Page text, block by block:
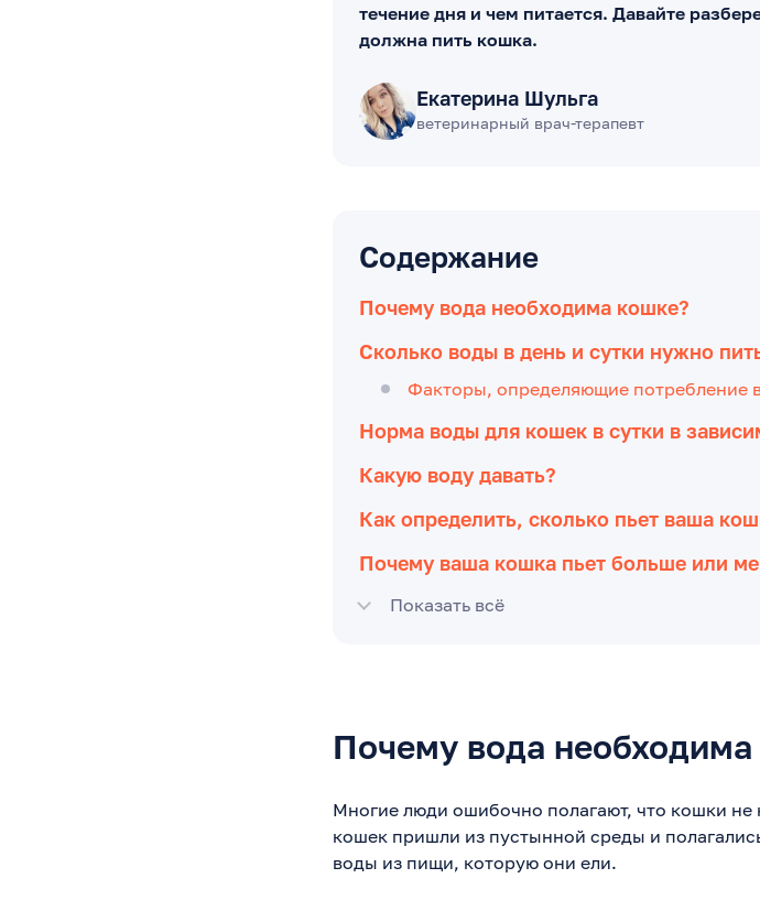
течение дня и чем питается. Давайте
должна пить кошка.
Екатерина Шульга
ветеринарный врач-терапевт
Содержание
Почему вода необходима кошке?
Сколько воды в день и сутки нужно
Факторы, определяющие потребление
Норма воды для кошек в сутки в
Какую воду давать?
Как определить, сколько пьет ваша
Почему ваша кошка пьет больше или
Показать всё
Почему вода
Многие люди ошибочно полагают, что кошки
кошек пришли из пустынной среды и
воды из пищи, которую они ели.